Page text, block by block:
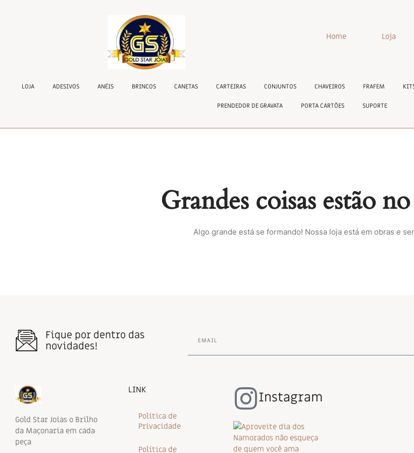
Home Loja
LOJA ADESIVOS ANÉIS BRINCOS CANETAS CARTEIRAS CONJUNTOS CHAVEIROS FRAFEM
PRENDEDOR DE GRAVATA PORTA CARTÕES SUPORTE
Grandes coisas estão
Algo grande está se formando! Nossa loja está em obras e
Fique por dentro das
novidades!
Gold Star Joias o Brilho
da Maçonaria em cada
peça
LINK
Política de
Privacidade
Política de
Instagram